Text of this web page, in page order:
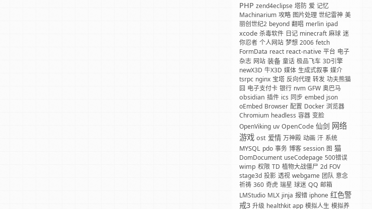
PHP zend4eclipse 塔防 爱 记忆
Machinarium 攻略 图片处理 世纪雷神 美
丽创世纪2 beyond 翻唱 merlin ipad
xcode 杀毒软件 日记 minecraft 麻球 迷
你忍者 个人网站 梦想 2006 fetch
FormData react react-native 平台 电子
杂志 网站 装备 童话 极品飞车 3D引擎
newX3D 牛X3D 媒体 生成式叙事 媒介
tsrpc nginx 宝塔 反向代理 转发 功夫熊猫
囧 电子支付卡 银行 nvm GFW 奥巴马
obsidian 插件 ics 同步 embed json
oEmbed Browser 配置 Docker 浏览器
Chromium headless 容器 变脸
OpenViking uv OpenCode 仙剑 网络
游戏 ost 爱情 万神殿 动画 汗 系统
MYSQL pdo 事务 博客 session 图 猫
DomDocument useCodepage 500错误
wimp 权限 TD 植物大战僵尸 2d FOV
stage3d 投影 透视 webgame 团队 意念
祈祷 360 奇虎 瑞星 球迷 QQ 邮箱
LMStudio MLX jinja 报错 iphone 红色警
戒3 升级 healthkit app 模拟人生 模拟养